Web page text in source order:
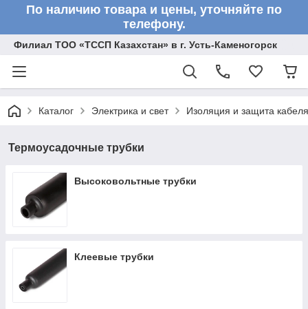
По наличию товара и цены, уточняйте по
телефону.
Филиал ТОО «ТССП Казахстан» в г. Усть-Каменогорск
Каталог Электрика и свет Изоляция и защита кабеля
Термоусадочные трубки
Высоковольтные трубки
Клеевые трубки